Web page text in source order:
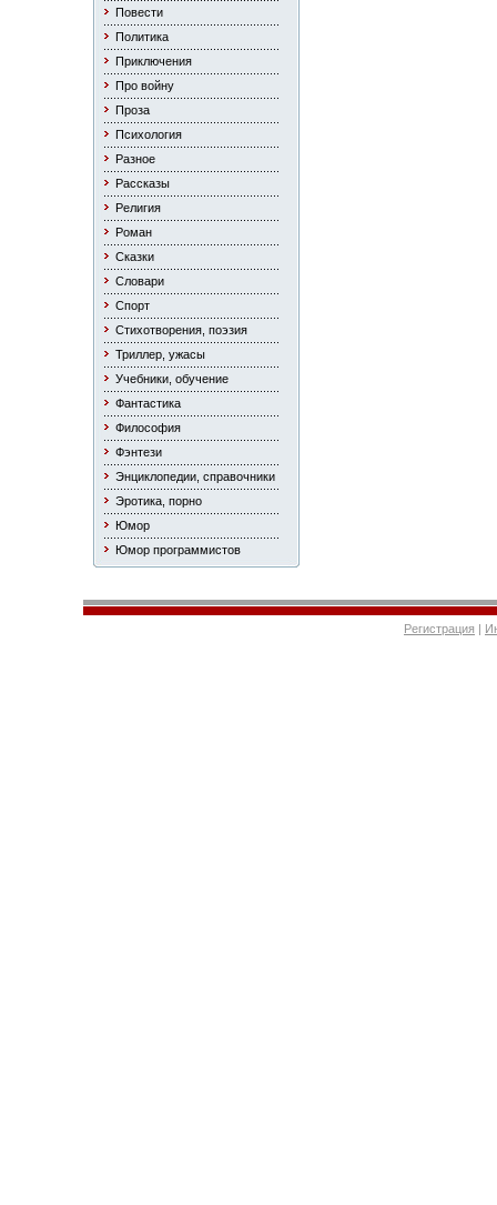
Повести
Политика
Приключения
Про войну
Проза
Психология
Разное
Рассказы
Религия
Роман
Сказки
Словари
Спорт
Стихотворения, поэзия
Триллер, ужасы
Учебники, обучение
Фантастика
Философия
Фэнтези
Энциклопедии, справочники
Эротика, порно
Юмор
Юмор программистов
Регистрация |